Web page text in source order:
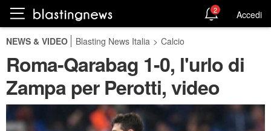
2 Accedi
NEWS & VIDEO Blasting News Italia > Calcio
Roma-Qarabag 1-0, l'urlo di
Zampa per Perotti, video